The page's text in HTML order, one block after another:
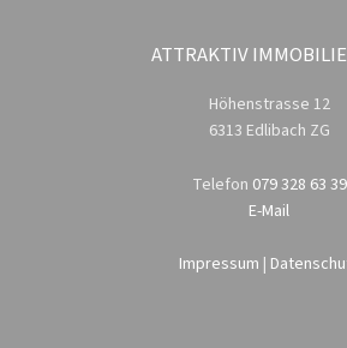
ATTRAKTIV
Höhenstrasse 12
6313 Edlibach ZG
Telefon 079 328 63 39
E-Mail
Impressum |